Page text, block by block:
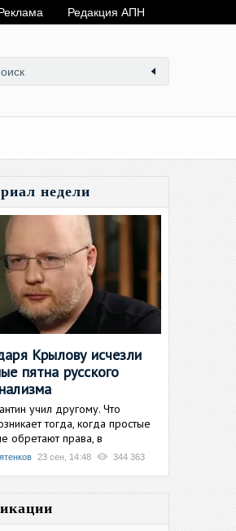
Редакция АПН
недели
Крылову исчезли
пятна русского
учил другому. Что
тогда, когда простые
обретают права, в
23 сен, 14:48 344 363